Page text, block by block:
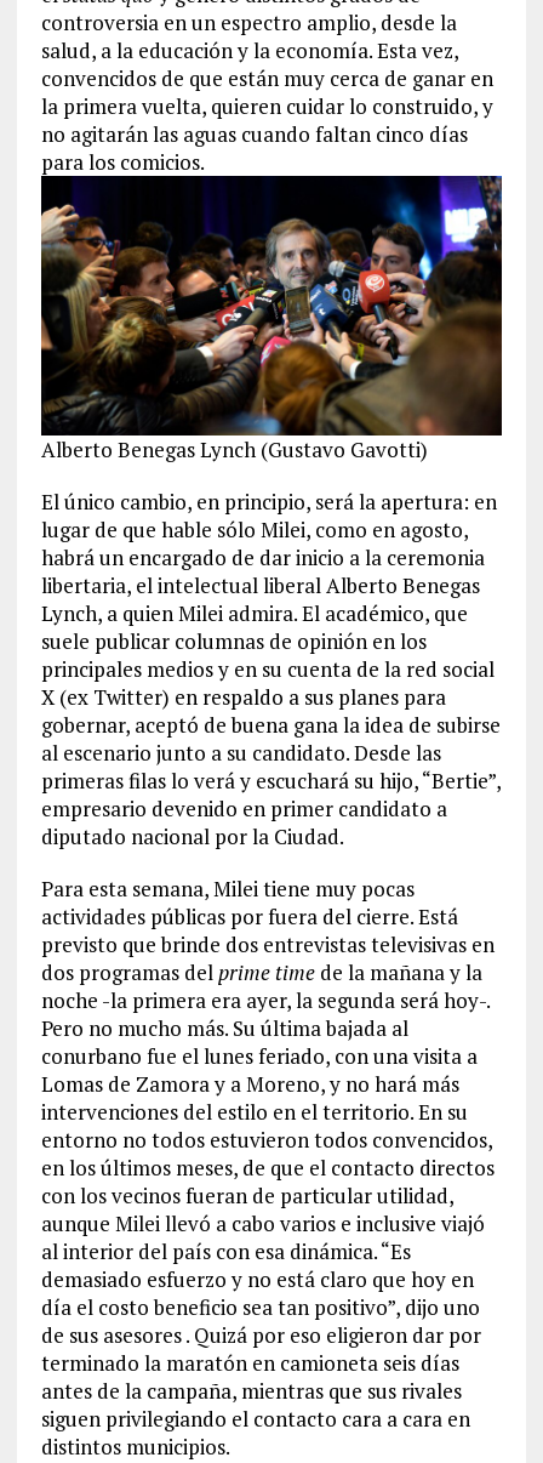
controversia en un espectro amplio, desde la
salud, a la educación y la economía. Esta vez,
convencidos de que están muy cerca de ganar en
la primera vuelta, quieren cuidar lo construido, y
no agitarán las aguas cuando faltan cinco días
para los comicios.
Alberto Benegas Lynch (Gustavo Gavotti)
El único cambio, en principio, será la apertura: en
lugar de que hable sólo Milei, como en agosto,
habrá un encargado de dar inicio a la ceremonia
libertaria, el intelectual liberal Alberto Benegas
Lynch, a quien Milei admira. El académico, que
suele publicar columnas de opinión en los
principales medios y en su cuenta de la red social
X (ex Twitter) en respaldo a sus planes para
gobernar, aceptó de buena gana la idea de subirse
al escenario junto a su candidato. Desde las
primeras filas lo verá y escuchará su hijo, “Bertie”,
empresario devenido en primer candidato a
diputado nacional por la Ciudad.
Para esta semana, Milei tiene muy pocas
actividades públicas por fuera del cierre. Está
previsto que brinde dos entrevistas televisivas en
dos programas delprime time de la mañana y la
noche -la primera era ayer, la segunda será hoy-.
Pero no mucho más. Su última bajada al
conurbano fue el lunes feriado, con una visita a
Lomas de Zamora y a Moreno, y no hará más
intervenciones del estilo en el territorio. En su
entorno no todos estuvieron todos convencidos,
en los últimos meses, de que el contacto directos
con los vecinos fueran de particular utilidad,
aunque Milei llevó a cabo varios e inclusive viajó
al interior del país con esa dinámica. “Es
demasiado esfuerzo y no está claro que hoy en
día el costo beneficio sea tan positivo”, dijo uno
de sus asesores . Quizá por eso eligieron dar por
terminado la maratón en camioneta seis días
antes de la campaña, mientras que sus rivales
siguen privilegiando el contacto cara a cara en
distintos municipios.